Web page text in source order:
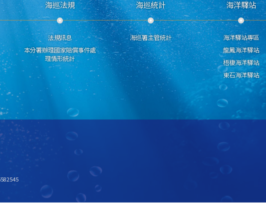
海巡法規
法規訊息
本分署辦理國家賠償事件處
理情形統計
海巡統計
海巡署主管統計
海洋驛站
海洋驛站專區
龍鳳海洋驛站
梧棲海洋驛站
東石海洋驛站